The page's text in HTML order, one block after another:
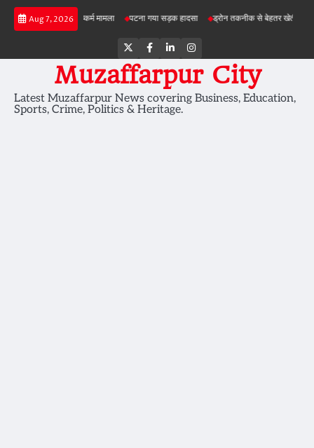
Skip
Aug 7, 2026
छात्रा दुष्कर्म मामला पटना गया सड़क हादसा ड्रोन तकनीक से बेहतर खेती बड़ी
Twitter
Facebook
LinkedInInstagram
Muzaffarpur City
Latest Muzaffarpur News covering Business, Education,
Sports, Crime, Politics & Heritage.